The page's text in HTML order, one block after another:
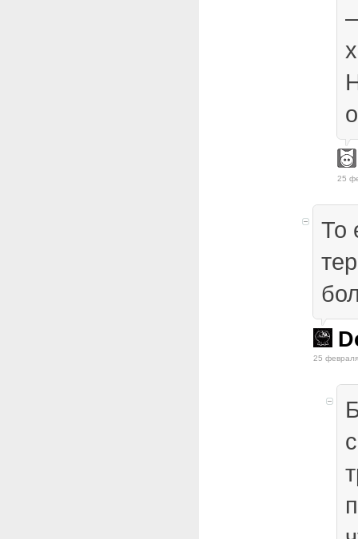
25
То
25